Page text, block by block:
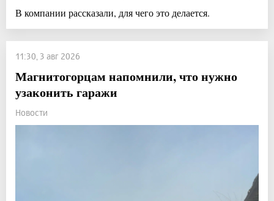
В компании рассказали, для чего это делается.
11:30, 3 авг 2026
Магнитогорцам напомнили, что нужно
узаконить гаражи
Новости